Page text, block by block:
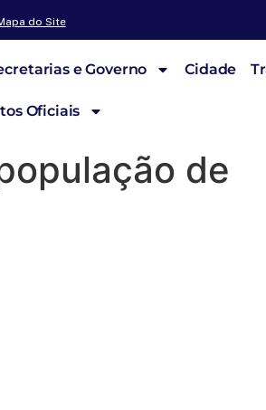
do Site
e Governo Cidade
Oficiais
de